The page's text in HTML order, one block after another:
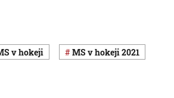
MS v hokeji MS v hokeji 2021